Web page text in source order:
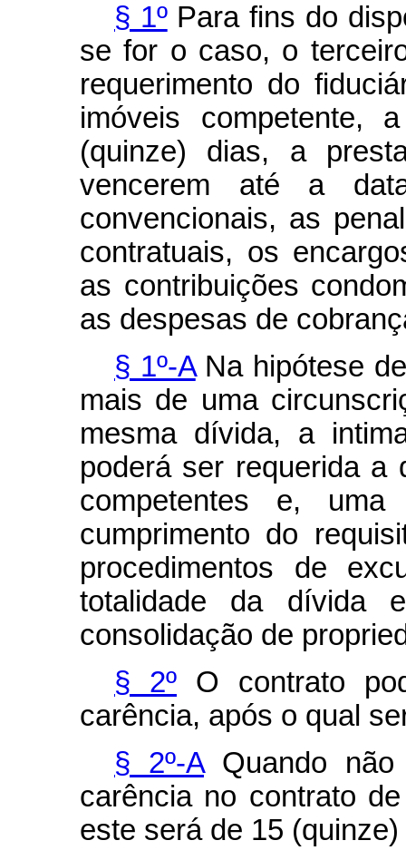
§ 1ºPara fins do
se for o caso, o
requerimento do
imóveis competente,
(quinze) dias, a
vencerem até a
convencionais, as
contratuais, os
as contribuições
as despesas de
§ 1º-ANa hipótese
mais de uma
mesma dívida, a
poderá ser requerida a
competentes e,
cumprimento do
procedimentos de
totalidade da dívida
consolidação de
§ 2º O contrato
carência, após o qual
§ 2º-AQuando não
carência no contrato
este será de 15